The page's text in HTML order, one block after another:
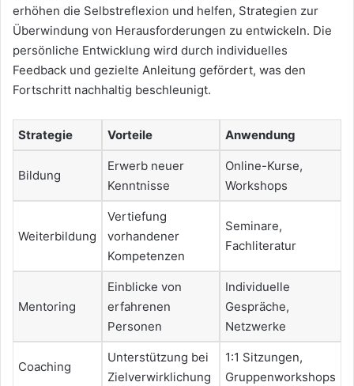
erhöhen die Selbstreflexion und helfen, Strategien zur
Überwindung von Herausforderungen zu entwickeln. Die
persönliche Entwicklung wird durch individuelles
Feedback und gezielte Anleitung gefördert, was den
Fortschritt nachhaltig beschleunigt.
Strategie Vorteile Anwendung
Bildung
Erwerb neuer
Kenntnisse
Online-Kurse,
Workshops
Weiterbildung
Vertiefung
vorhandener
Kompetenzen
Seminare,
Fachliteratur
Mentoring
Einblicke von
erfahrenen
Personen
Individuelle
Gespräche,
Netzwerke
Coaching
Unterstützung bei
Zielverwirklichung
1:1 Sitzungen,
Gruppenworkshops